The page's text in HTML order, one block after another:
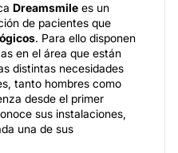
Dreamsmile es un
de pacientes que
. Para ello disponen
en el área que están
distintas necesidades
tanto hombres como
desde el primer
sus instalaciones,
una de sus